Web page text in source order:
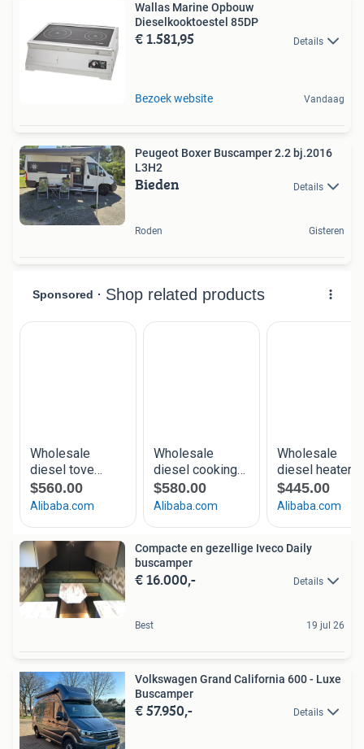
Wallas Marine Opbouw
Dieselkooktoestel 85DP
€ 1.581,95 Details
Bezoek website Vandaag
Peugeot Boxer Buscamper 2.2 bj.2016
L3H2
Bieden Details
Roden Gisteren
Compacte en gezellige Iveco Daily
buscamper
€ 16.000,- Details
Best 19 jul 26
Volkswagen Grand California 600 - Luxe
Buscamper
€ 57.950,- Details